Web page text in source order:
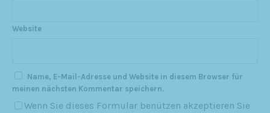
Website
Name, E-Mail-Adresse und Website in diesem Browser für
meinen nächsten Kommentar speichern.
Wenn Sie dieses Formular benützen akzeptieren Sie